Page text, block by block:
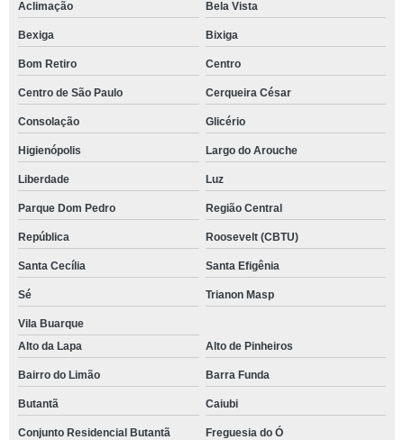
Aclimação Bela Vista
Bexiga Bixiga
Bom Retiro Centro
Centro de São Paulo Cerqueira César
Consolação Glicério
Higienópolis Largo do Arouche
Liberdade Luz
Parque Dom Pedro Região Central
República Roosevelt (CBTU)
Santa Cecília Santa Efigênia
Sé Trianon Masp
Vila Buarque
Alto da Lapa
Alto de Pinheiros
Bairro do Limão Barra Funda
Butantã Caiubi
Conjunto Residencial Butantã Freguesia do Ó